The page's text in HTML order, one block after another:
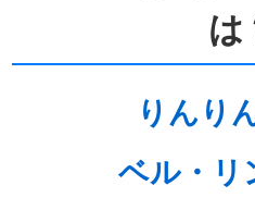
は
りんり
ベル・リ